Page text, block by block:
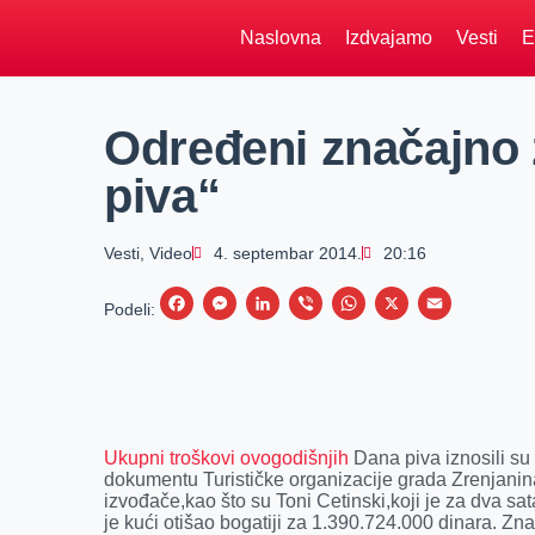
Naslovna Izdvajamo Vesti
Određeni
piva“
Vesti ,Video 4. septembar 2014. 20:16
Podeli:
F
o
o
M
n
g
L
d
I
V
W
A
p
X
Ukupni troškovi ovogodišnjih Dana piva iznosili
dokumentu Turističke organizacije grada
izvođače,kao što su Toni Cetinski,koji je za dva
je kući otišao bogatiji za 1.390.724.000 dinara.